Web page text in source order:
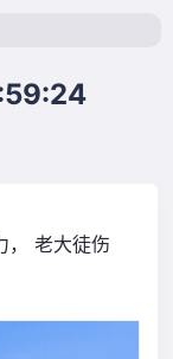
， 老大徒伤